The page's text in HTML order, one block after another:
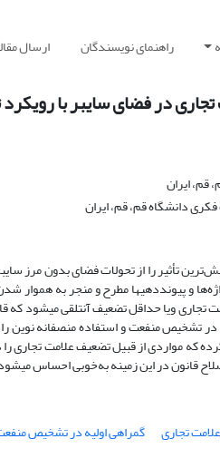
راهنمای نویسندگان ارسال
در فضای سایبر با
قم، ایران
دانشگاه قم، قم، ایران
تأثیر را از تحولات فضای بدون مرز
و پیونددهی­ها مطرح و منجر به
ویا حداقل تضعیف آنتلقی می­شود که
در تشخیص منفعت و استفاده منصفانه نوین
که مواردی از قبیل تضعیف علامت تجاری
قانون در این زمینه به‌خوبی احساس
تجاری گمراهی اولیه در تشخیص